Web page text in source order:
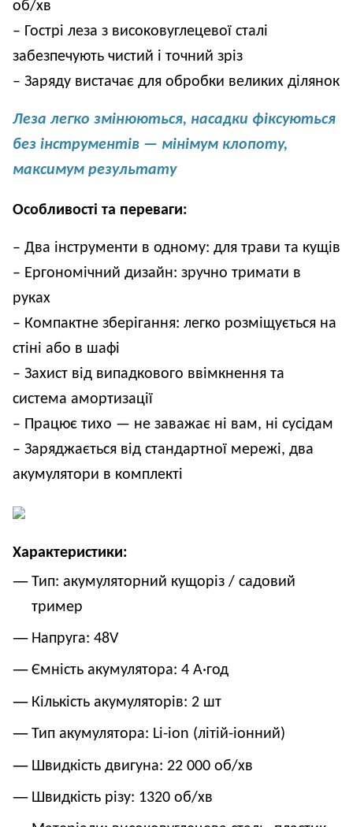
об/хв
– Гострі леза з високовуглецевої сталі
забезпечують чистий і точний зріз
– Заряду вистачає для обробки великих ділянок
Леза легко змінюються, насадки фіксуються
без інструментів — мінімум клопоту,
максимум результату
Особливості та переваги:
– Два інструменти в одному: для трави та кущів
– Ергономічний дизайн: зручно тримати в
руках
– Компактне зберігання: легко розміщується на
стіні або в шафі
– Захист від випадкового ввімкнення та
система амортизації
– Працює тихо — не заважає ні вам, ні сусідам
– Заряджається від стандартної мережі, два
акумулятори в комплекті
Характеристики:
Тип: акумуляторний кущоріз / садовий
тример
Напруга: 48V
Ємність акумулятора: 4 А·год
Кількість акумуляторів: 2 шт
Тип акумулятора: Li-ion (літій-іонний)
Швидкість двигуна: 22 000 об/хв
Швидкість різу: 1320 об/хв